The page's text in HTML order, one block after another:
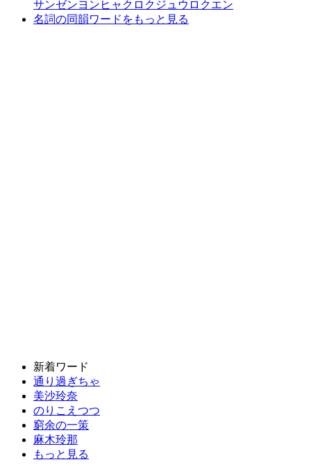
サンゼンヨンヒャクロクジュウロクエン
名詞の同韻ワードをもっと見る
新着ワード
通り過ぎちゃ
美沙玲奈
のりこえつつ
窮余の一策
麻木玲那
もっと見る